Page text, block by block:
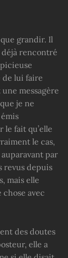
grandir. Il
déjà rencontré
de lui faire
messagère
je ne
le fait qu’elle
le cas,
par
revus depuis
mais elle
avec
des doutes
elle a